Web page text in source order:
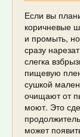
Если вы
коричневые
и промыть,
сразу
слегка
пищевую
сушкой
очищают от
моют. Это
может